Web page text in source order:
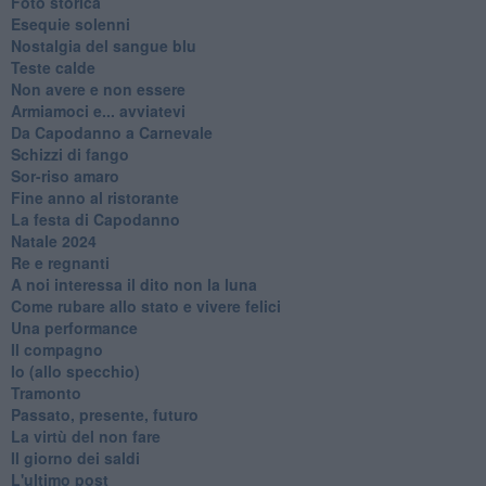
Esequie solenni
Nostalgia del sangue blu
Teste calde
Non avere e non essere
Armiamoci e... avviatevi
Da Capodanno a Carnevale
Schizzi di fango
Sor-riso amaro
Fine anno al ristorante
La festa di Capodanno
Natale 2024
Re e regnanti
A noi interessa il dito non la luna
Come rubare allo stato e vivere felici
Una performance
Il compagno
​Io (allo specchio)
Tramonto
Passato, presente, futuro
La virtù del non fare
Il giorno dei saldi
L'ultimo post